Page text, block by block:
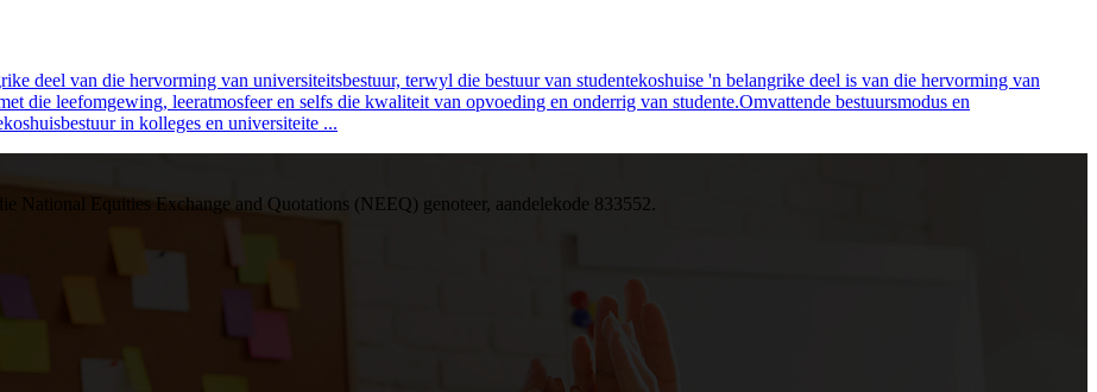
deel van die hervorming van universiteitsbestuur, terwyl die bestuur van studentekoshuise 'n belangrike deel is van die hervorming van
die leefomgewing, leeratmosfeer en selfs die kwaliteit van opvoeding en onderrig van studente.Omvattende bestuursmodus en
in kolleges en universiteite ...
National Equities Exchange and Quotations (NEEQ) genoteer, aandelekode 833552.